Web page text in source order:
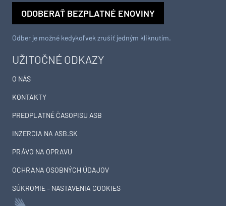
UŽITOČNÉ ODKAZY
O NÁS
KONTAKTY
PREDPLATNÉ ČASOPISU ASB
INZERCIA NA ASB.SK
PRÁVO NA OPRAVU
OCHRANA OSOBNÝCH ÚDAJOV
SÚKROMIE – NASTAVENIA COOKIES
ODOBERAŤ BEZPLATNÉ ENOVINY
Odber je možné kedykoľvek zrušiť jedným kliknutím.